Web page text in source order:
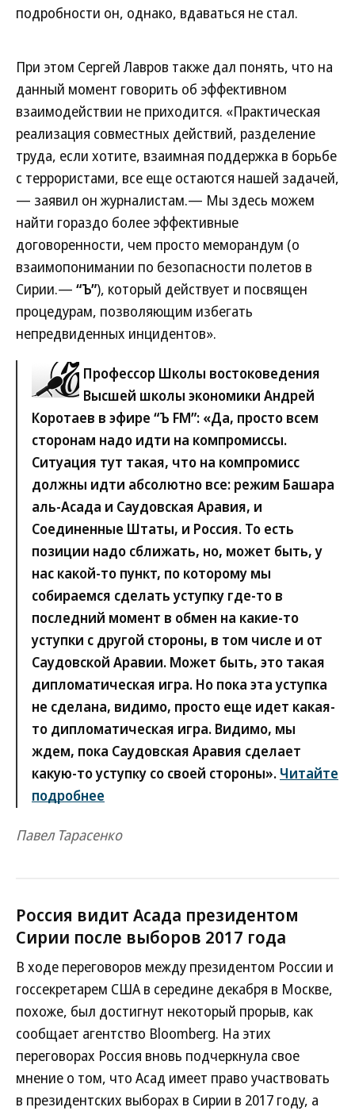
подробности он, однако, вдаваться не стал.
При этом Сергей Лавров также дал понять, что на
данный момент говорить об эффективном
взаимодействии не приходится. «Практическая
реализация совместных действий, разделение
труда, если хотите, взаимная поддержка в борьбе
с террористами, все еще остаются нашей задачей,
— заявил он журналистам.— Мы здесь можем
найти гораздо более эффективные
договоренности, чем просто меморандум (о
взаимопонимании по безопасности полетов в
Сирии.— “Ъ”), который действует и посвящен
процедурам, позволяющим избегать
непредвиденных инцидентов».
Профессор Школы востоковедения
Высшей школы экономики Андрей
Коротаев в эфире “Ъ FM”: «Да, просто всем
сторонам надо идти на компромиссы.
Ситуация тут такая, что на компромисс
должны идти абсолютно все: режим Башара
аль-Асада и Саудовская Аравия, и
Соединенные Штаты, и Россия. То есть
позиции надо сближать, но, может быть, у
нас какой-то пункт, по которому мы
собираемся сделать уступку где-то в
последний момент в обмен на какие-то
уступки с другой стороны, в том числе и от
Саудовской Аравии. Может быть, это такая
дипломатическая игра. Но пока эта уступка
не сделана, видимо, просто еще идет какая-
то дипломатическая игра. Видимо, мы
ждем, пока Саудовская Аравия сделает
какую-то уступку со своей стороны». Читайте
подробнее
Павел Тарасенко
Россия видит Асада президентом
Сирии после выборов 2017 года
В ходе переговоров между президентом России и
госсекретарем США в середине декабря в Москве,
похоже, был достигнут некоторый прорыв, как
сообщает агентство Bloomberg. На этих
переговорах Россия вновь подчеркнула свое
мнение о том, что Асад имеет право участвовать
в президентских выборах в Сирии в 2017 году, а